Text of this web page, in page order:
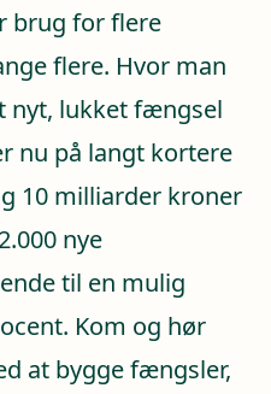
brug for flere
flere. Hvor man
nyt, lukket fængsel
nu på langt kortere
10 milliarder kroner
nye
til en mulig
Kom og hør
at bygge fængsler,